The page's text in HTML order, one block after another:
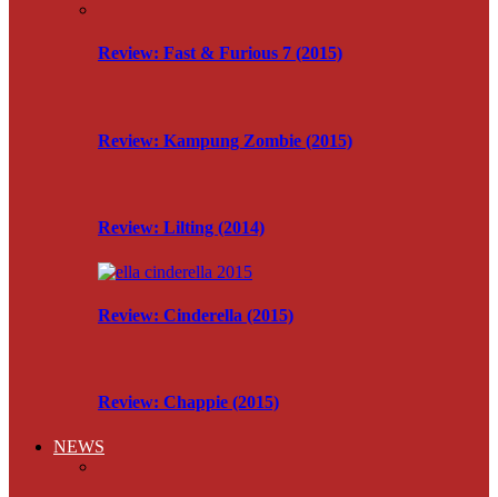
Review: Fast & Furious 7 (2015)
Review: Kampung Zombie (2015)
Review: Lilting (2014)
Review: Cinderella (2015)
Review: Chappie (2015)
NEWS